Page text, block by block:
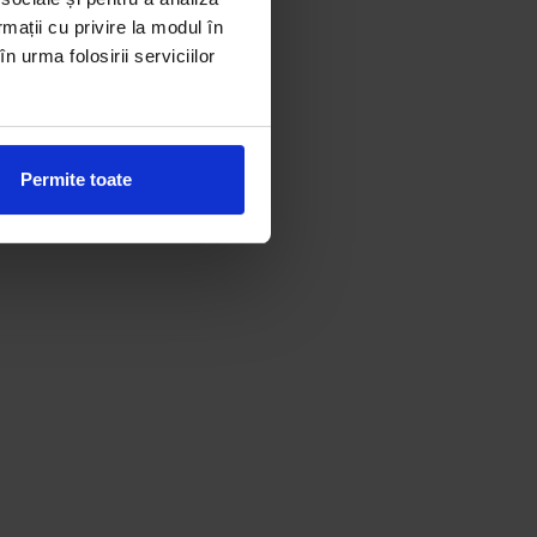
cu privire la modul în
urma folosirii serviciilor
Permite toate